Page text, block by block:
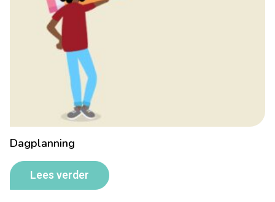
Dagplanning
Lees verder